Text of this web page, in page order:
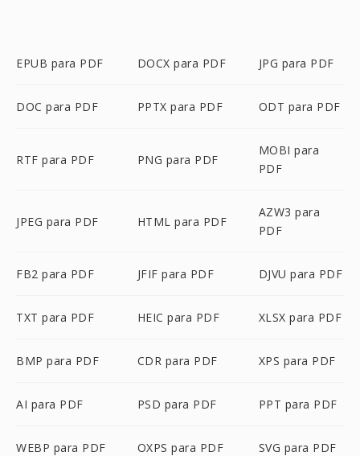
EPUB para PDF DOCX para PDF JPG para PDF
DOC para PDF PPTX para PDF ODT para PDF
RTF para PDF PNG para PDF
MOBI para
PDF
JPEG para PDF HTML para PDF
AZW3 para
PDF
FB2 para PDF JFIF para PDF DJVU para PDF
TXT para PDF HEIC para PDF XLSX para PDF
BMP para PDF CDR para PDF XPS para PDF
AI para PDF PSD para PDF PPT para PDF
WEBP para PDF OXPS para PDF SVG para PDF